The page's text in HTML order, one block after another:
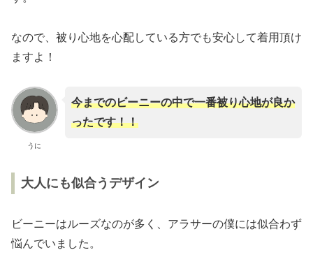
なので、被り心地を心配している方でも安心して着用頂け
ますよ！
うに
今までのビーニーの中で一番被り心地が良か
ったです！！
大人にも似合うデザイン
ビーニーはルーズなのが多く、アラサーの僕には似合わず
悩んでいました。